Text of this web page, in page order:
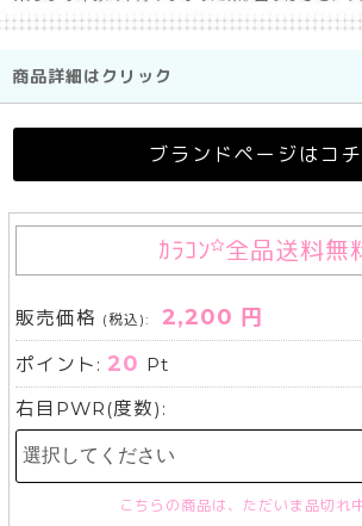
商品詳細はクリック
ブランドページはコ
ｶﾗｺﾝ 全品送料無
販売価格 (税込): 2,200 円
ポイント: 20 Pt
右目PWR(度数):
こちらの商品は、ただいま品切れ